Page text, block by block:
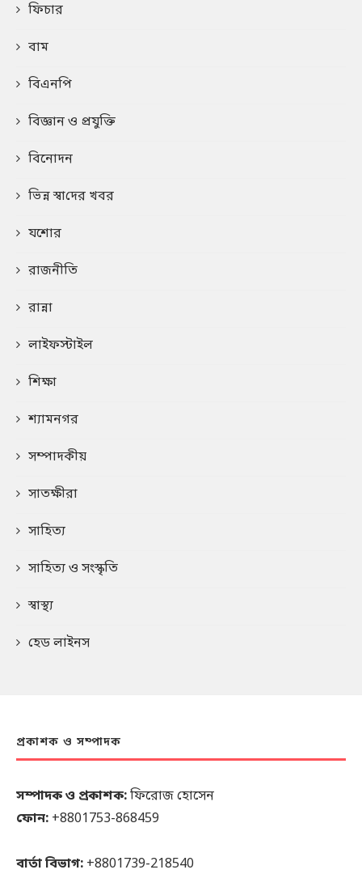
ফিচার
বাম
বিএনপি
বিজ্ঞান ও প্রযুক্তি
বিনোদন
ভিন্ন স্বা‌দের খবর
যশোর
রাজনীতি
রান্না
লাইফস্টাইল
শিক্ষা
শ্যামনগর
সম্পাদকীয়
সাতক্ষীরা
সাহিত্য
সাহিত্য ও সংস্কৃতি
স্বাস্থ্য
হেড লাইনস
প্রকাশক ও সম্পাদক
সম্পাদক ও প্রকাশক:ফিরোজ হোসেন
ফোন: +8801753-868459
বার্তা বিভাগ: +8801739-218540